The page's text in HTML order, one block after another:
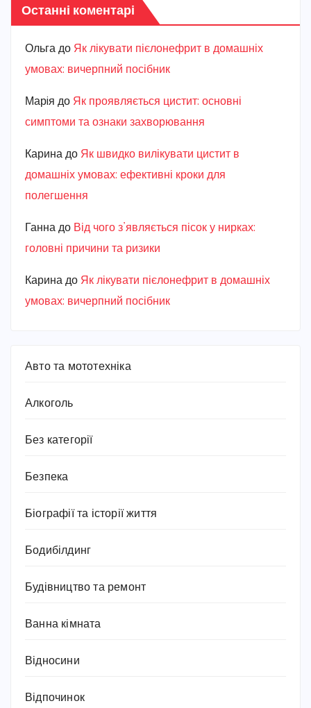
Останні коментарі
Ольга до Як лікувати пієлонефрит в домашніх
умовах: вичерпний посібник
Марiя до Як проявляється цистит: основні
симптоми та ознаки захворювання
Карина до Як швидко вилікувати цистит в
домашніх умовах: ефективні кроки для
полегшення
Ганна до Від чого з’являється пісок у нирках:
головні причини та ризики
Карина до Як лікувати пієлонефрит в домашніх
умовах: вичерпний посібник
Авто та мототехніка
Алкоголь
Без категорії
Безпека
Біографії та історії життя
Бодибілдинг
Будівництво та ремонт
Ванна кімната
Відносини
Відпочинок